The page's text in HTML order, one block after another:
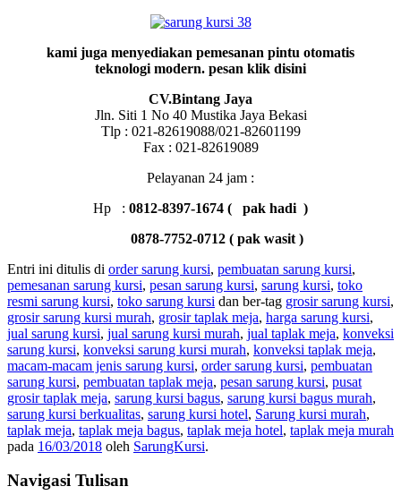
kami juga menyediakan pemesanan pintu otomatis
teknologi modern. pesan klik disini
CV.Bintang Jaya
Jln. Siti 1 No 40 Mustika Jaya Bekasi
Tlp : 021-82619088/021-82601199
Fax : 021-82619089
Pelayanan 24 jam :
Hp : 0812-8397-1674 ( pak hadi )
0878-7752-0712 ( pak wasit )
Entri ini ditulis di order sarung kursi, pembuatan sarung kursi,
pemesanan sarung kursi, pesan sarung kursi, sarung kursi, toko
resmi sarung kursi, toko sarung kursi dan ber-tag grosir sarung kursi,
grosir sarung kursi murah, grosir taplak meja, harga sarung kursi,
jual sarung kursi, jual sarung kursi murah, jual taplak meja, konveksi
sarung kursi, konveksi sarung kursi murah, konveksi taplak meja,
macam-macam jenis sarung kursi, order sarung kursi, pembuatan
sarung kursi, pembuatan taplak meja, pesan sarung kursi, pusat
grosir taplak meja, sarung kursi bagus, sarung kursi bagus murah,
sarung kursi berkualitas, sarung kursi hotel, Sarung kursi murah,
taplak meja, taplak meja bagus, taplak meja hotel, taplak meja murah
pada 16/03/2018 oleh SarungKursi.
Navigasi Tulisan